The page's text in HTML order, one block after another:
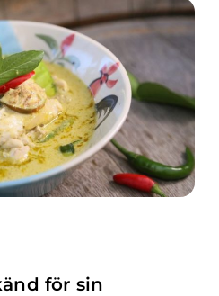
för sin